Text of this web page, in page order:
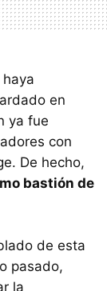
en
ya fue
con
De hecho,
bastión de
de esta
pasado,
la